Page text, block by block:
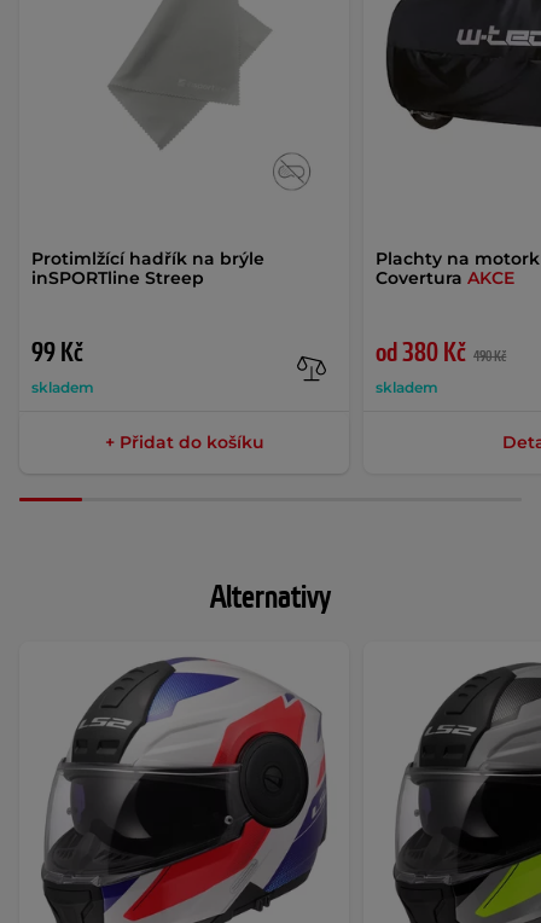
Protimlžící hadřík na brýle
inSPORTline Streep
99 Kč
skladem
+ Přidat do košíku
Plachty na
CoverturaAKCE
od 380 Kč 490 Kč
skladem
Alternativy